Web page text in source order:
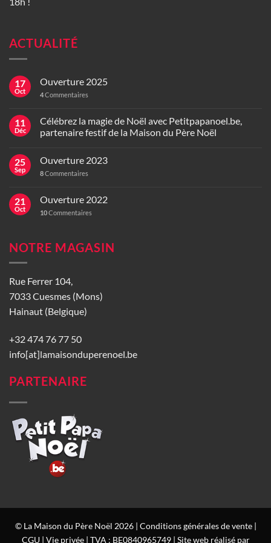
ACTUALITÉ
17
Oct
Ouverture 2025
4Commentaires
11
Déc
Célébrez la magie de Noël avec Petitpapanoel.be,
partenaire festif de la Maison du Père Noël
25
Sep
Ouverture 2023
8Commentaires
21
Oct
Ouverture 2022
10Commentaires
NOTRE MAGASIN
Rue Ferrer 104,
7033 Cuesmes (Mons)
Hainaut (Belgique)
+32 474 76 77 50
info[at]lamaisonduperenoel.be
PARTENAIRE
© La Maison du Père Noël 2026 | Conditions générales de vente|
CGU| Vie privée| TVA : BE0840965749 | Site web réalisé par